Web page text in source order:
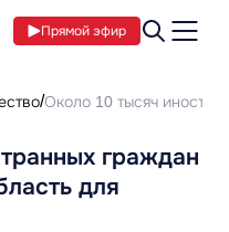
Прямой эфир
Около 10 тысяч
граждан
для